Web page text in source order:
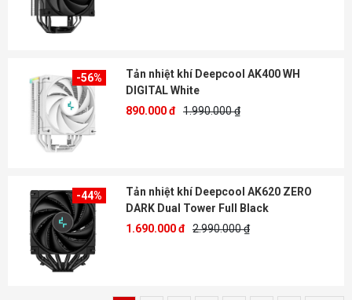
-56%
Tản nhiệt khí Deepcool AK400 WH
DIGITAL White
890.000 đ 1.990.000 ₫
-44%
Tản nhiệt khí Deepcool AK620 ZERO
DARK Dual Tower Full Black
1.690.000 đ 2.990.000 ₫